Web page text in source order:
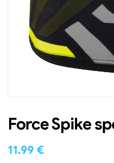
Force Spike
11.99 €